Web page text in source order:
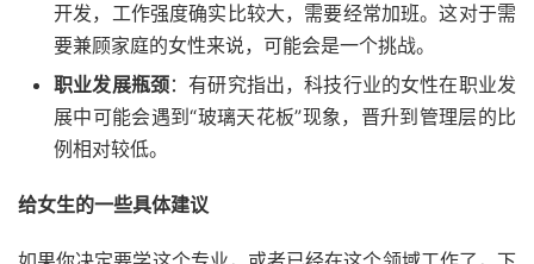
开发，工作强度确实比较大，需要经常加班。这对于需
要兼顾家庭的女性来说，可能会是一个挑战。
职业发展瓶颈：有研究指出，科技行业的女性在职业发
展中可能会遇到“玻璃天花板”现象，晋升到管理层的比
例相对较低。
给女生的一些具体建议